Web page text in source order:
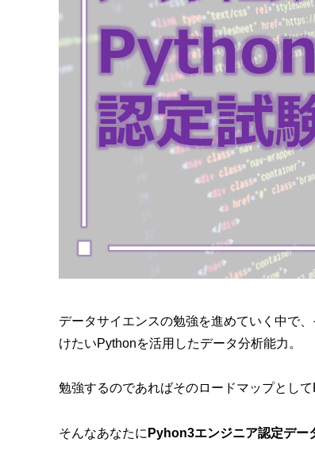
データサイエンスの勉強を進めていく中で
けたいPythonを活用したデータ分析能力。
勉強するのであればそのロードマップとし
そんなあなたに Pyhon3エンジニア認定デー